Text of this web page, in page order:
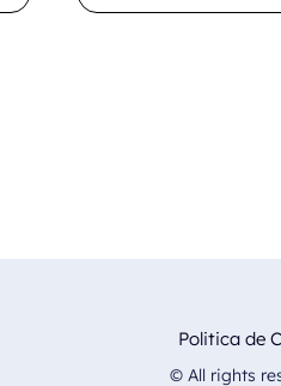
Politica de
© All rights